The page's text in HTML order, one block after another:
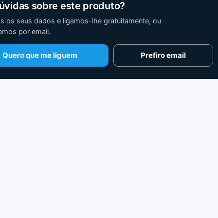
sobre este produto?
os seus dados e ligamos-lhe gratuitamente, ou
por email.
Quero que me liguem Prefiro email